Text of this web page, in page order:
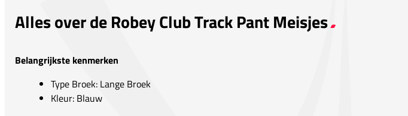
Alles over de Robey Club Track Pant Meisjes
Belangrijkste kenmerken
Type Broek: Lange Broek
Kleur: Blauw